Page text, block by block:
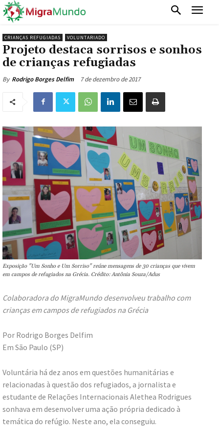
CRIANÇAS REFUGIADAS VOLUNTARIADO
Projeto destaca sorrisos e sonhos
de crianças refugiadas
By Rodrigo Borges Delfim 7 de dezembro de 2017
Exposição "Um Sonho e Um Sorriso" reúne mensagens de 30 crianças que vivem
em campos de refugiados na Grécia. Crédito: Antônia Souza/Adus
Colaboradora do MigraMundo desenvolveu trabalho com
crianças em campos de refugiados na Grécia
Por Rodrigo Borges Delfim
Em São Paulo (SP)
Voluntária há dez anos em questões humanitárias e
relacionadas à questão dos refugiados, a jornalista e
estudante de Relações Internacionais Alethea Rodrigues
sonhava em desenvolver uma ação própria dedicado à
temática do refúgio. Neste ano, ela conseguiu.